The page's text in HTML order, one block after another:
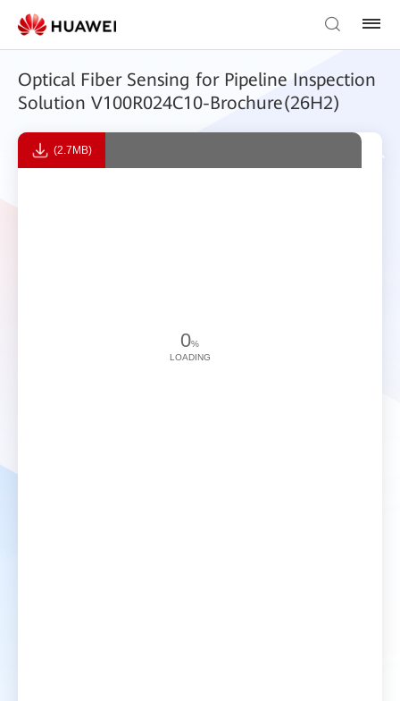
Optical Fiber Sensing for Pipeline Inspection
Solution V100R024C10-Brochure(26H2)
(2.7MB)
0%
LOADING